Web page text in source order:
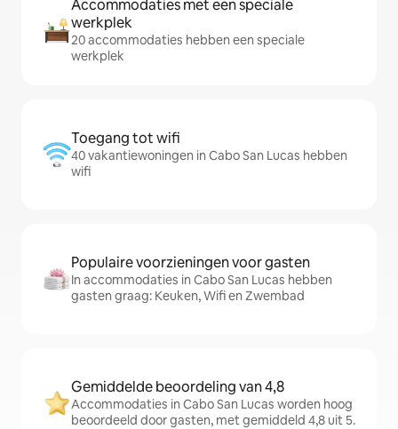
Accommodaties met een speciale
werkplek
20 accommodaties hebben een speciale
werkplek
Toegang tot wifi
40 vakantiewoningen in Cabo San Lucas hebben
wifi
Populaire voorzieningen voor gasten
In accommodaties in Cabo San Lucas hebben
gasten graag: Keuken, Wifi en Zwembad
Gemiddelde beoordeling van 4,8
Accommodaties in Cabo San Lucas worden hoog
beoordeeld door gasten, met gemiddeld 4,8 uit 5.